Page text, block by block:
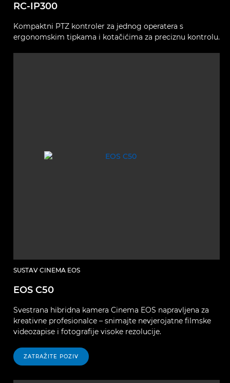
RC-IP300
Kompaktni PTZ kontroler za jednog operatera s
ergonomskim tipkama i kotačićima za preciznu kontrolu.
SUSTAV CINEMA EOS
EOS C50
Svestrana hibridna kamera Cinema EOS napravljena za
kreativne profesionalce – snimajte nevjerojatne filmske
videozapise i fotografije visoke rezolucije.
ZATRAŽITE POZIV